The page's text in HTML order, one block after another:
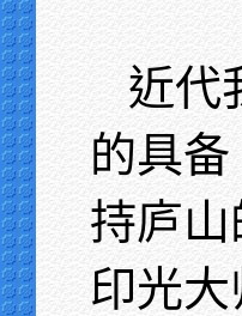
近代
的具
持庐
印光